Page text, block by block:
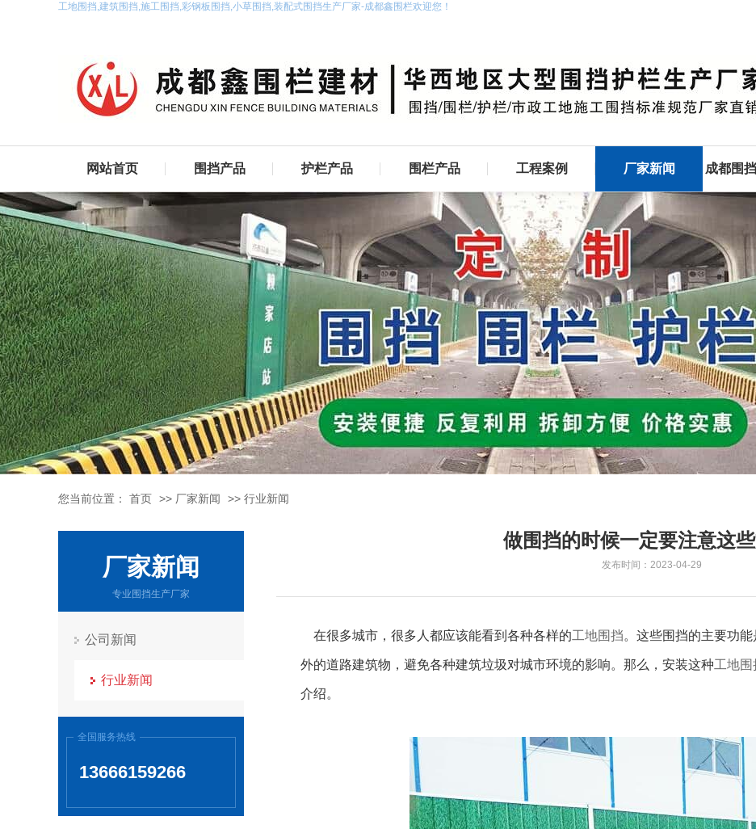
工地围挡,建筑围挡,施工围挡,彩钢板围挡,小草围挡,装配式围挡生产厂家-成都鑫围栏欢迎您！
网站首页 围挡产品 护栏产品 围栏产品 工程案例 厂家新闻 成都围
您当前位置： 首页 >> 厂家新闻 >> 行业新闻
厂家新闻
专业围挡生产厂家
公司新闻
行业新闻
全国服务热线
13666159266
做围挡的时候一定要注意这
发布时间：2023-04-29
在很多城市，很多人都应该能看到各种各样的工地围挡。这些围挡的主要功
外的道路建筑物，避免各种建筑垃圾对城市环境的影响。那么，安装这种工地围
介绍。